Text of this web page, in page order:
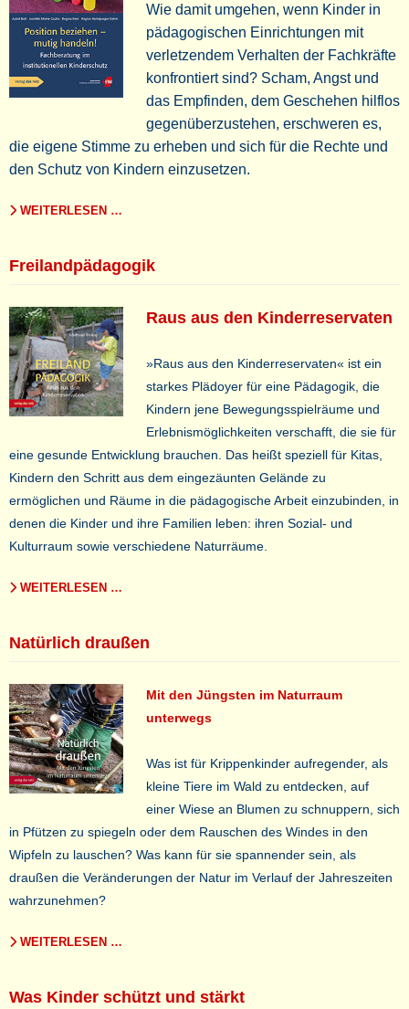
Wie damit umgehen, wenn Kinder in
pädagogischen Einrichtungen mit
verletzendem Verhalten der Fachkräfte
konfrontiert sind? Scham, Angst und
das Empfinden, dem Geschehen hilflos
gegenüberzustehen, erschweren es,
die eigene Stimme zu erheben und sich für die Rechte und
den Schutz von Kindern einzusetzen.
WEITERLESEN …
Freilandpädagogik
Raus aus den Kinderreservaten
»Raus aus den Kinderreservaten« ist ein
starkes Plädoyer für eine Pädagogik, die
Kindern jene Bewegungsspielräume und
Erlebnismöglichkeiten verschafft, die sie für
eine gesunde Entwicklung brauchen. Das heißt speziell für Kitas,
Kindern den Schritt aus dem eingezäunten Gelände zu
ermöglichen und Räume in die pädagogische Arbeit einzubinden, in
denen die Kinder und ihre Familien leben: ihren Sozial- und
Kulturraum sowie verschiedene Naturräume.
WEITERLESEN …
Natürlich draußen
Mit den Jüngsten im Naturraum
unterwegs
Was ist für Krippenkinder aufregender, als
kleine Tiere im Wald zu entdecken, auf
einer Wiese an Blumen zu schnuppern, sich
in Pfützen zu spiegeln oder dem Rauschen des Windes in den
Wipfeln zu lauschen? Was kann für sie spannender sein, als
draußen die Veränderungen der Natur im Verlauf der Jahreszeiten
wahrzunehmen?
WEITERLESEN …
Was Kinder schützt und stärkt